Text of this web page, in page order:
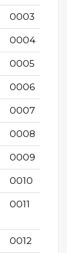
0003
0004
0005
0006
0007
0008
0009
0010
0011
0012